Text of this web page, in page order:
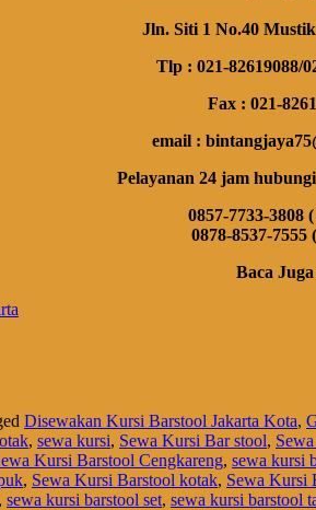
Jln. Siti 1 No.40
Tlp : 021-82619088/
Fax : 021-
email :
Pelayanan 24 jam
0857-7733-3808
0878-8537-7555
Baca
Disewakan Kursi Barstool Jakarta Kota,
, sewa kursi, Sewa Kursi Bar stool,
Kursi Barstool Cengkareng, sewa kursi
, Sewa Kursi Barstool kotak, Sewa Kursi
, sewa kursi barstool set, sewa kursi barstool